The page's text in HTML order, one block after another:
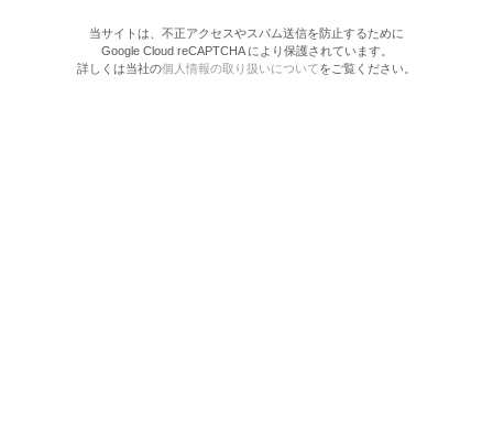
当サイトは、不正アクセスやスパム送信を防止するために
Google Cloud reCAPTCHA により保護されています。
詳しくは当社の個人情報の取り扱いについてをご覧ください。